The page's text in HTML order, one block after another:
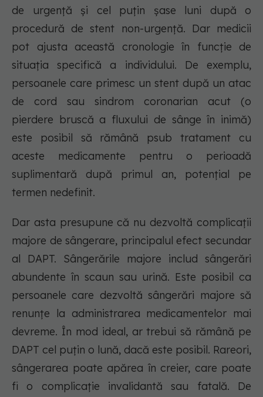
de urgență și cel puțin șase luni după o
procedură de stent non-urgență. Dar medicii
pot ajusta această cronologie în funcție de
situația specifică a individului. De exemplu,
persoanele care primesc un stent după un atac
de cord sau sindrom coronarian acut (o
pierdere bruscă a fluxului de sânge în inimă)
este posibil să rămână psub tratament cu
aceste medicamente pentru o perioadă
suplimentară după primul an, potențial pe
termen nedefinit.
Dar asta presupune că nu dezvoltă complicații
majore de sângerare, principalul efect secundar
al DAPT. Sângerările majore includ sângerări
abundente în scaun sau urină. Este posibil ca
persoanele care dezvoltă sângerări majore să
renunțe la administrarea medicamentelor mai
devreme. În mod ideal, ar trebui să rămână pe
DAPT cel puțin o lună, dacă este posibil. Rareori,
sângerarea poate apărea în creier, care poate
fi o complicație invalidantă sau fatală. De